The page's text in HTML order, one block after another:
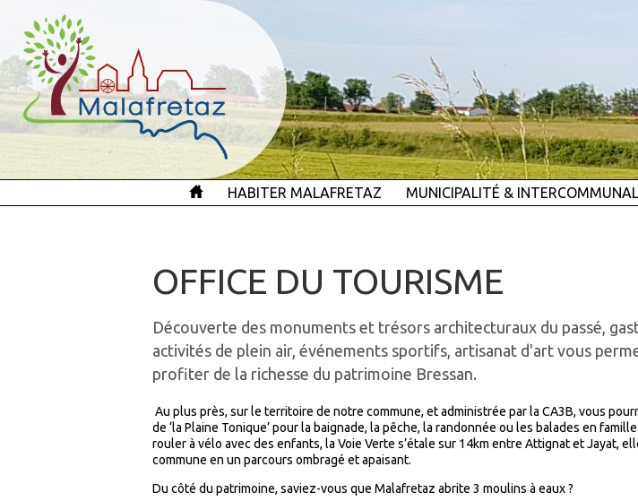
HABITER MALAFRETAZ MUNICIPALITÉ &
OFFICE DU TOURISME
Découverte des monuments et trésors architecturaux du passé,
activités de plein air, événements sportifs, artisanat d'art vous
profiter de la richesse du patrimoine Bressan.
Au plus près, sur le territoire de notre commune, et administrée par la CA3B, vous
de ‘la Plaine Tonique’ pour la baignade, la pêche, la randonnée ou les balades en
rouler à vélo avec des enfants, la Voie Verte s’étale sur 14km entre Attignat et Jayat,
commune en un parcours ombragé et apaisant.
Du côté du patrimoine, saviez-vous que Malafretaz abrite 3 moulins à eaux ?